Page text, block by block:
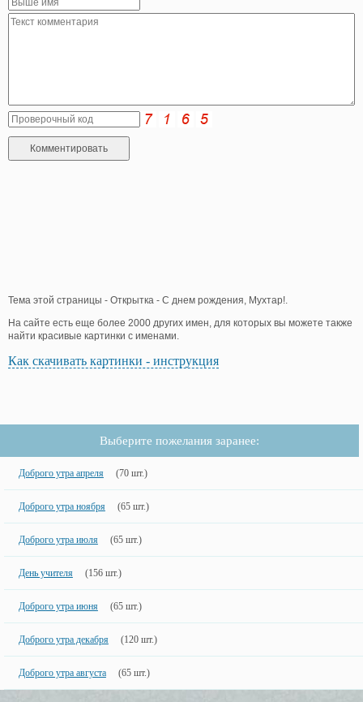
Тема этой страницы - Открытка - С днем рождения, Мухтар!.
На сайте есть еще более 2000 других имен, для которых вы можете также
найти красивые картинки с именами.
Как скачивать картинки - инструкция
Выберите пожелания заранее:
Доброго утра апреля (70 шт.)
Доброго утра ноября (65 шт.)
Доброго утра июля (65 шт.)
День учителя (156 шт.)
Доброго утра июня (65 шт.)
Доброго утра декабря (120 шт.)
Доброго утра августа (65 шт.)